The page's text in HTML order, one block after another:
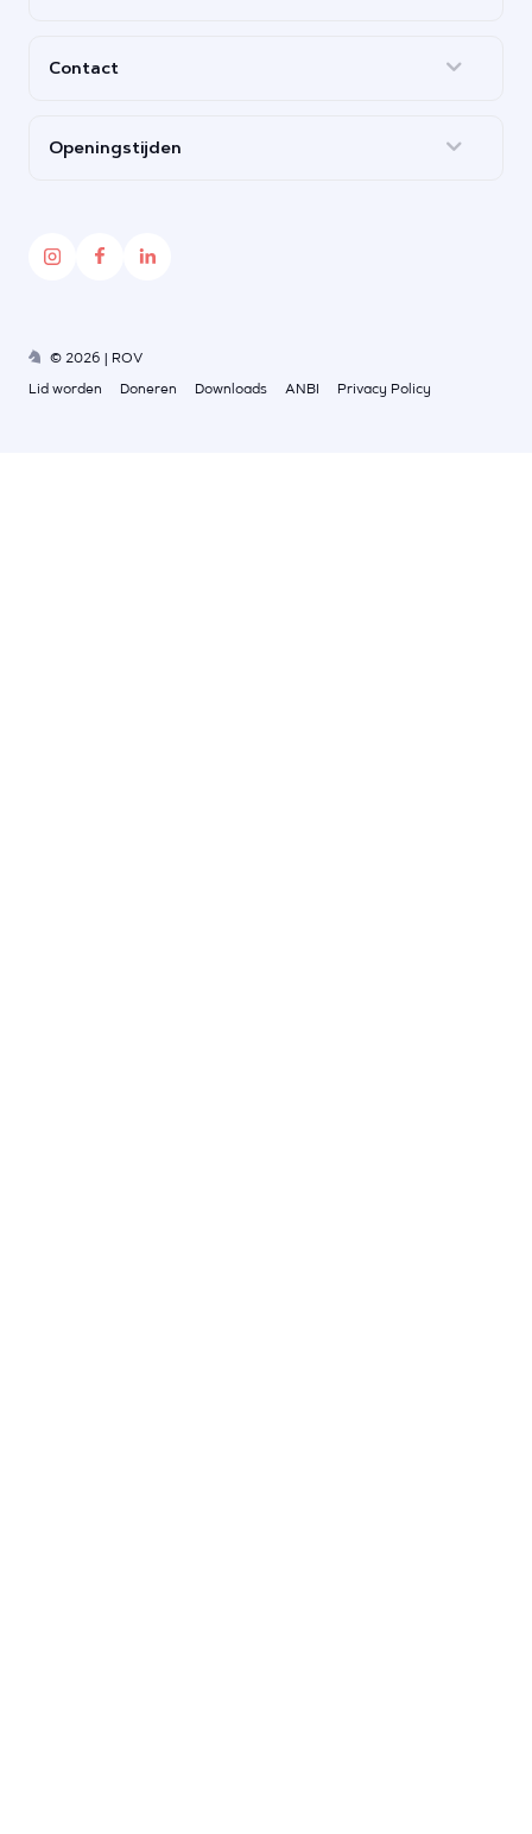
Contact
Openingstijden
© 2026 | ROV
Lid worden
Doneren Downloads ANBI Privacy Policy